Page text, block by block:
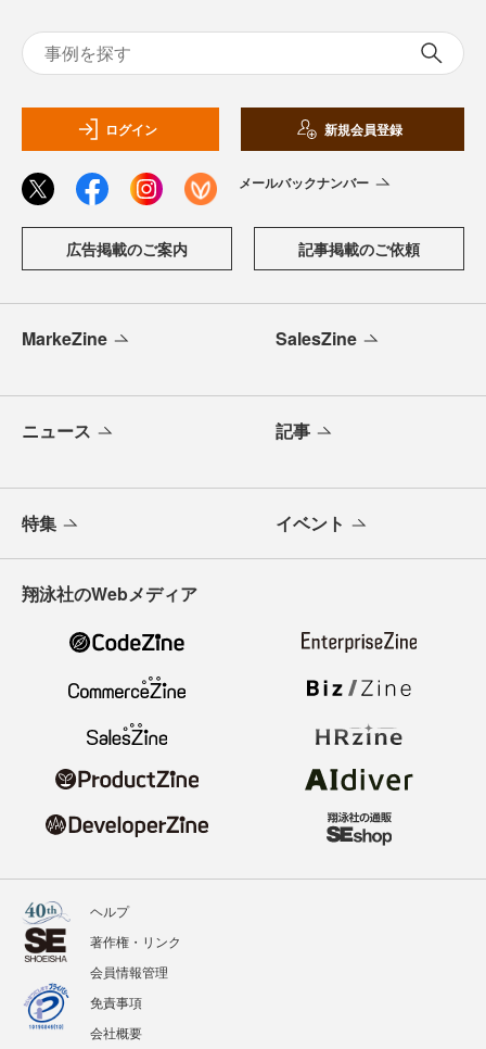
ログイン 新規会員登録
メールバックナンバー
広告掲載のご案内 記事掲載のご依頼
MarkeZine SalesZine
ニュース 記事
特集 イベント
翔泳社のWebメディア
ヘルプ
著作権・リンク
会員情報管理
免責事項
会社概要